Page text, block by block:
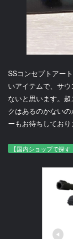
SSコンセプトアー
いアイテムで、サ
ないと思います。
クはあるのかない
ーもお待ちしており
【国内ショップで探